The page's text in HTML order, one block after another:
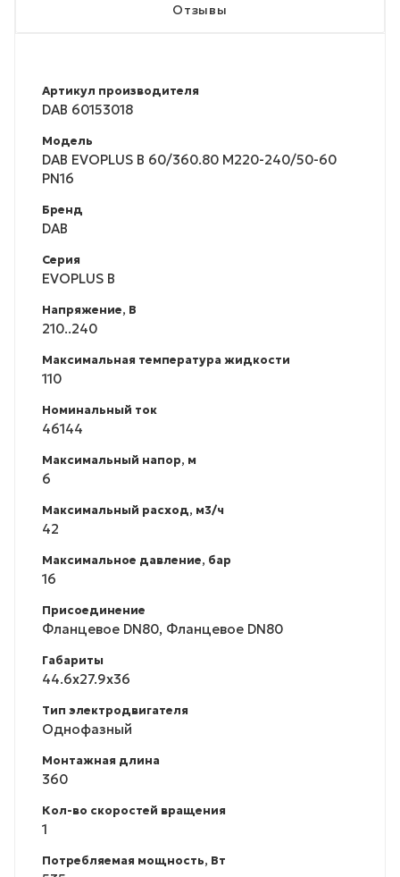
Отзывы
Артикул производителя
DAB 60153018
Модель
DAB EVOPLUS B 60/360.80 M220-240/50-60
PN16
Бренд
DAB
Серия
EVOPLUS B
Напряжение, В
210..240
Максимальная температура жидкости
110
Номинальный ток
46144
Максимальный напор, м
6
Максимальный расход, м3/ч
42
Максимальное давление, бар
16
Присоединение
Фланцевое DN80, Фланцевое DN80
Габариты
44.6x27.9x36
Тип электродвигателя
Однофазный
Монтажная длина
360
Кол-во скоростей вращения
1
Потребляемая мощность, Вт